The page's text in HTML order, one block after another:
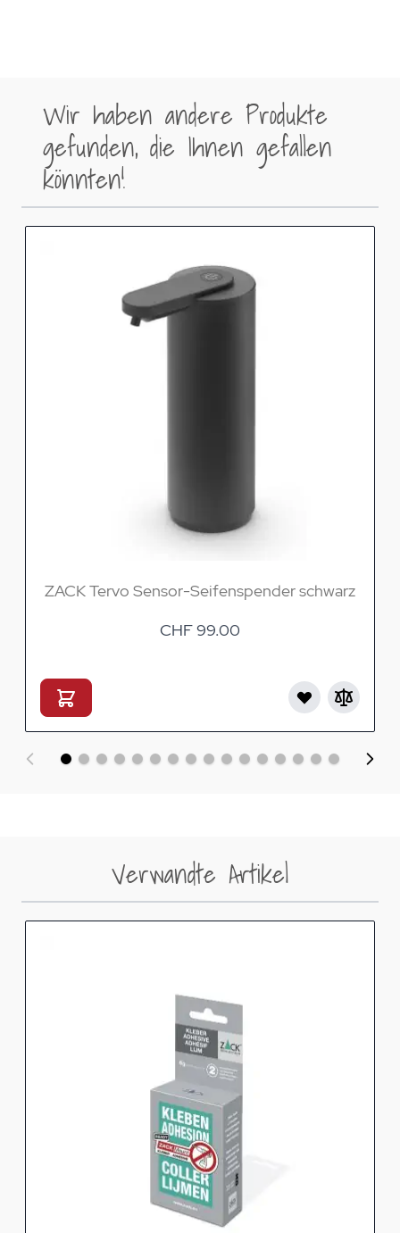
Wir haben andere Produkte
gefunden, die Ihnen gefallen
könnten!
ZACK Tervo Sensor-Seifenspender schwarz
CHF 99.00
Verwandte Artikel